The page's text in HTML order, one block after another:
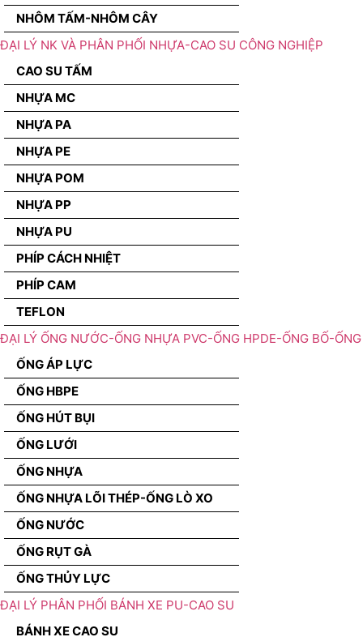
NHÔM TẤM-NHÔM CÂY
ĐẠI LÝ NK VÀ PHÂN PHỐI NHỰA-CAO SU CÔNG NGHIỆP
CAO SU TẤM
NHỰA MC
NHỰA PA
NHỰA PE
NHỰA POM
NHỰA PP
NHỰA PU
PHÍP CÁCH NHIỆT
PHÍP CAM
TEFLON
ĐẠI LÝ ỐNG NƯỚC-ỐNG NHỰA PVC-ỐNG HPDE-ỐNG BỐ-
ỐNG ÁP LỰC
ỐNG HBPE
ỐNG HÚT BỤI
ỐNG LƯỚI
ỐNG NHỰA
ỐNG NHỰA LÕI THÉP-ỐNG LÒ XO
ỐNG NƯỚC
ỐNG RỤT GÀ
ỐNG THỦY LỰC
ĐẠI LÝ PHÂN PHỐI BÁNH XE PU-CAO SU
BÁNH XE CAO SU